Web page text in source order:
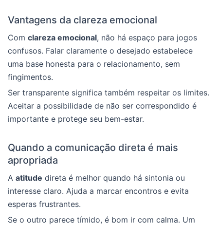
Vantagens da clareza emocional
Com clareza emocional, não há espaço para jogos
confusos. Falar claramente o desejado estabelece
uma base honesta para o relacionamento, sem
fingimentos.
Ser transparente significa também respeitar os limites.
Aceitar a possibilidade de não ser correspondido é
importante e protege seu bem-estar.
Quando a comunicação direta é mais
apropriada
A atitude direta é melhor quando há sintonia ou
interesse claro. Ajuda a marcar encontros e evita
esperas frustrantes.
Se o outro parece tímido, é bom ir com calma. Um